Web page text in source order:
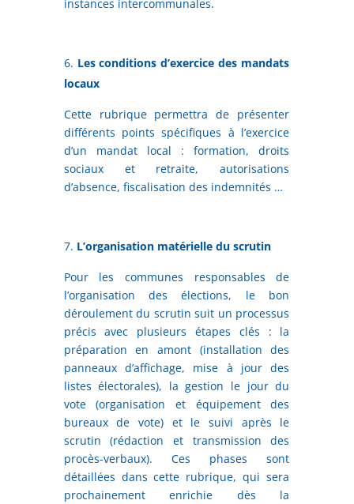
instances intercommunales.
Les conditions d’exercice des mandats
locaux
Cette rubrique permettra de présenter
différents points spécifiques à l’exercice
d’un mandat local : formation, droits
sociaux et retraite, autorisations
d’absence, fiscalisation des indemnités …
L’organisation matérielle du scrutin
Pour les communes responsables de
l’organisation des élections, le bon
déroulement du scrutin suit un processus
précis avec plusieurs étapes clés : la
préparation en amont (installation des
panneaux d’affichage, mise à jour des
listes électorales), la gestion le jour du
vote (organisation et équipement des
bureaux de vote) et le suivi après le
scrutin (rédaction et transmission des
procès-verbaux). Ces phases sont
détaillées dans cette rubrique, qui sera
prochainement enrichie dès la